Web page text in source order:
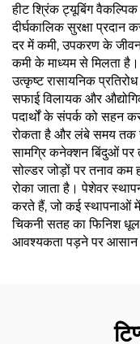
हीट श्रिंक ट्यूबिंग
दीर्घकालिक सुरक्षा
दर में कमी, उपकरण के
कमी के माध्यम से मिलता
उत्कृष्ट रासायनिक
सफाई विलायक और
पदार्थों के संपर्क को सहन
रोकता है और लंबे समय तक
सामग्रि कनेक्शन बिंदुओं पर
सोल्डर जोड़ों पर तनाव कम
रोका जाता है। पेशेवर
करते हैं, जो कई स्थापनाओं
चिकनी सतह का फिनिश
आवश्यकता पड़ने पर आसान